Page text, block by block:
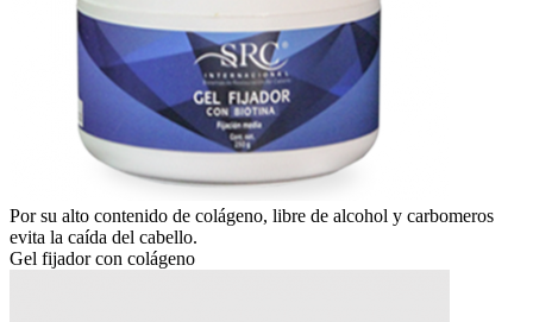
Por su alto contenido de colágeno, libre de alcohol y carbomeros
evita la caída del cabello.
Gel fijador con colágeno